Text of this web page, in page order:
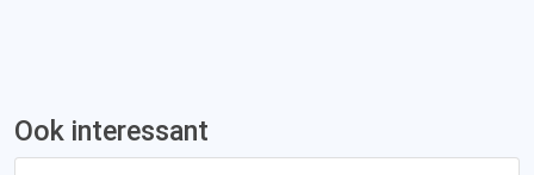
Ook interessant